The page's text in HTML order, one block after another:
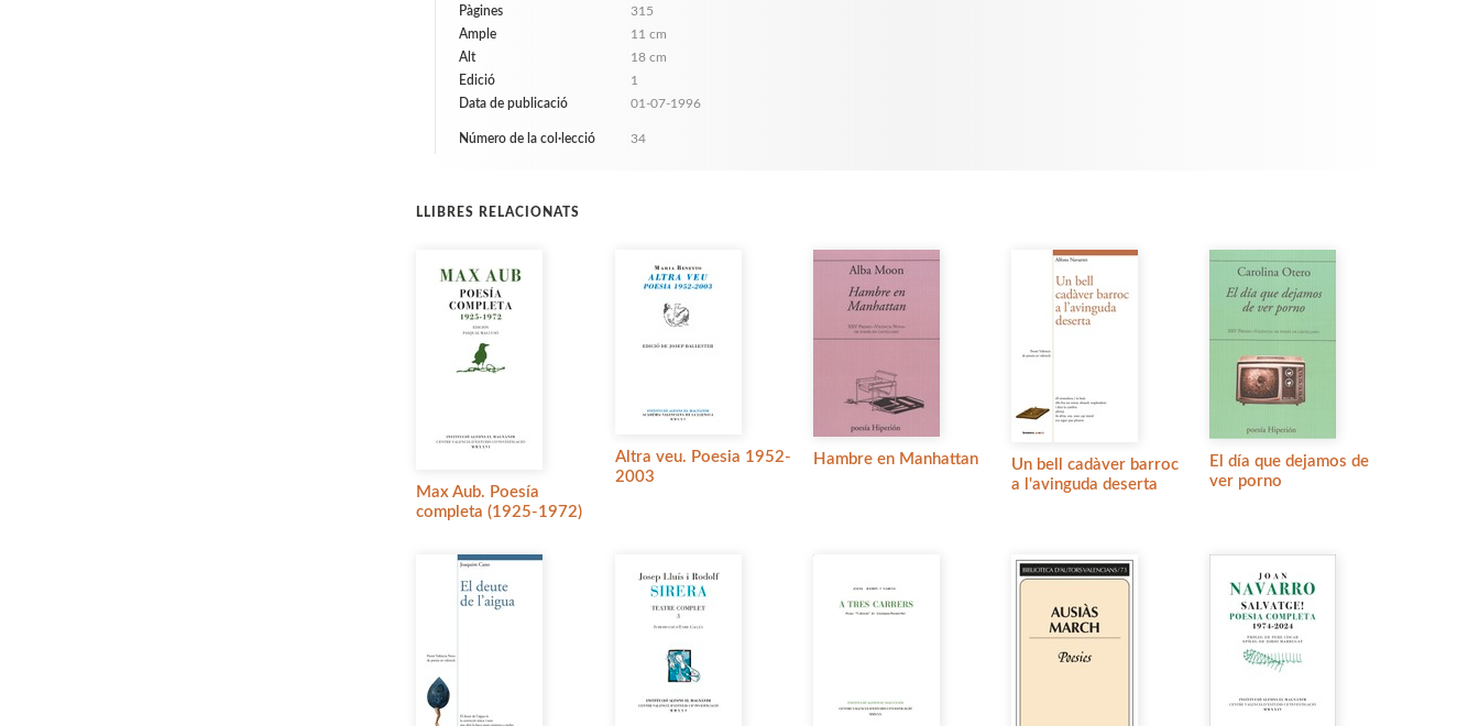
Pàgines
315
Ample
11 cm
Alt
18 cm
Edició
1
Data de publicació
01-07-1996
Número de la col·lecció 34
LLIBRES RELACIONATS
Max Aub. Poesía
completa (1925-1972)
Altra veu. Poesia 1952-
2003
Hambre en Manhattan
Un bell cadàver barroc
a l'avinguda deserta
El día que dejamos de
ver porno